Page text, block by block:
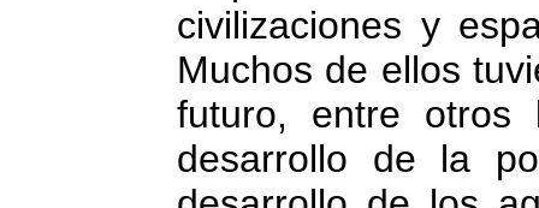
civilizaciones y
Muchos de ellos
futuro, entre otros
desarrollo de la